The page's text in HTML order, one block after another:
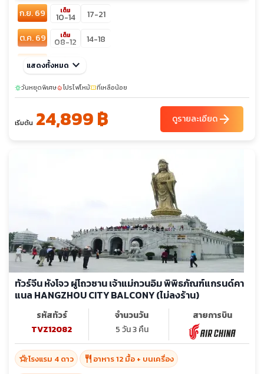
ก.ย. 69 เต็ม
10-14
17-21
ต.ค. 69
เต็ม
08-12
14-18
พ.ย. 69
26-30
ธ.ค. 69
sunny
09-13
เต็ม
23-27
แสดงทั้งหมด keyboard_arrow_down
sunnyวันหยุดพิเศษlocal_fire_departmentโปรไฟไหม้confirmation_numberที่เหลือน้อย
เริ่มต้น 24,899 ฿ ดูรายละเอียดarrow_forward
ทัวร์จีน หังโจว ผู่โถวซาน เจ้าแม่กวนอิม พิพิธภัณฑ์แกรนด์คา
แนล HANGZHOU CITY BALCONY (ไม่ลงร้าน)
รหัสทัวร์
TVZ12082
จำนวนวัน
5 วัน 3 คืน
สายการบิน
hotel_classโรงแรม 4 ดาว restaurant อาหาร 12 มื้อ + บนเครื่อง